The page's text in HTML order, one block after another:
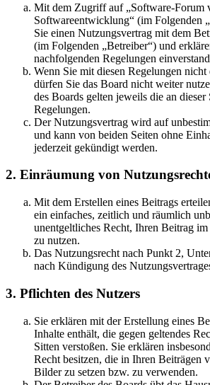
Mit dem Zugriff auf „Software-Forum
Softwareentwicklung“ (im Folgenden
Sie einen Nutzungsvertrag mit dem
(im Folgenden „Betreiber“) und
nachfolgenden Regelungen
Wenn Sie mit diesen Regelungen nicht
dürfen Sie das Board nicht weiter
des Boards gelten jeweils die an
Regelungen.
Der Nutzungsvertrag wird auf
und kann von beiden Seiten ohne
jederzeit gekündigt werden.
2. Einräumung von
Mit dem Erstellen eines Beitrags
ein einfaches, zeitlich und räumlich
unentgeltliches Recht, Ihren Beitrag
zu nutzen.
Das Nutzungsrecht nach Punkt 2,
nach Kündigung des
3. Pflichten des Nutzers
Sie erklären mit der Erstellung eines
Inhalte enthält, die gegen geltendes
Sitten verstoßen. Sie erklären
Recht besitzen, die in Ihren Beiträgen
Bilder zu setzen bzw. zu verwenden.